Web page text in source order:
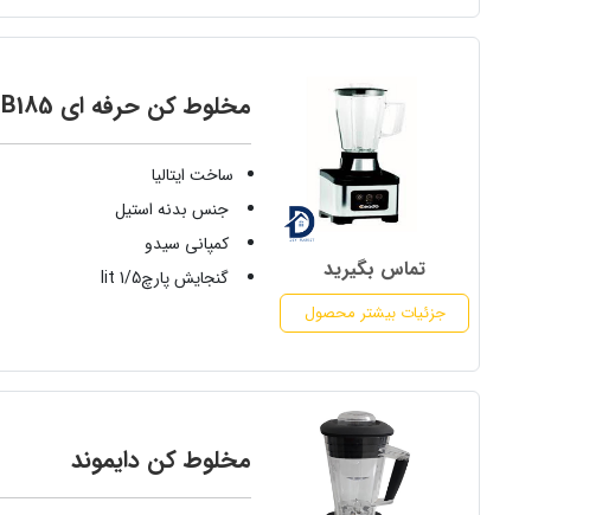
تماس بگیرید
جزئیات بیشتر محصول
مخلوط کن حرفه ای B185
ساخت ایتالیا
جنس بدنه استیل
کمپانی سیدو
گنجایش پارچ1/5 lit
مخلوط کن دایموند